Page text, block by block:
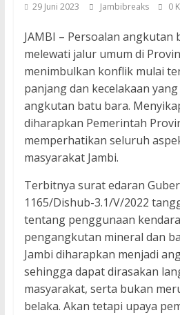
29 Juni 2023 Jambibreaks 0
JAMBI – Persoalan angkutan
melewati jalur umum di
menimbulkan konflik mulai
panjang dan kecelakaan
angkutan batu bara.
diharapkan Pemerintah
memperhatikan seluruh
masyarakat Jambi.
Terbitnya surat edaran
1165/Dishub-3.1/V/2022
tentang penggunaan
pengangkutan mineral dan
Jambi diharapkan menjadi
sehingga dapat dirasakan
masyarakat, serta bukan
belaka. Akan tetapi upaya